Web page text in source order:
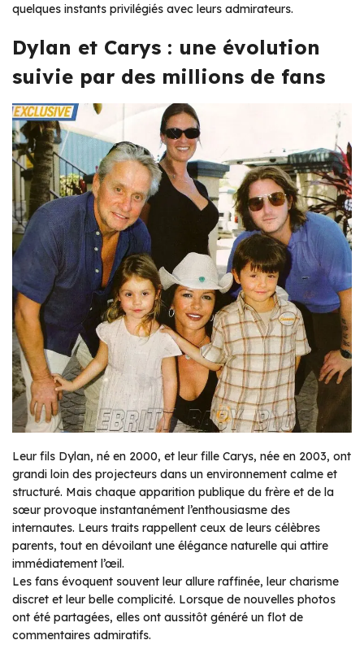
quelques instants privilégiés avec leurs admirateurs.
Dylan et Carys : une évolution
suivie par des millions de fans
Leur fils Dylan, né en 2000, et leur fille Carys, née en 2003, ont
grandi loin des projecteurs dans un environnement calme et
structuré. Mais chaque apparition publique du frère et de la
sœur provoque instantanément l’enthousiasme des
internautes. Leurs traits rappellent ceux de leurs célèbres
parents, tout en dévoilant une élégance naturelle qui attire
immédiatement l’œil.
Les fans évoquent souvent leur allure raffinée, leur charisme
discret et leur belle complicité. Lorsque de nouvelles photos
ont été partagées, elles ont aussitôt généré un flot de
commentaires admiratifs.